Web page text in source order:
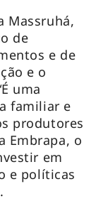
Massruhá,
de
e de
e o
uma
familiar e
produtores
Embrapa, o
em
e políticas